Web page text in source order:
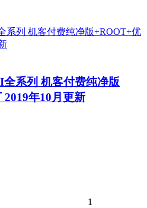
系列 机客付费纯净版
年10月更新
1